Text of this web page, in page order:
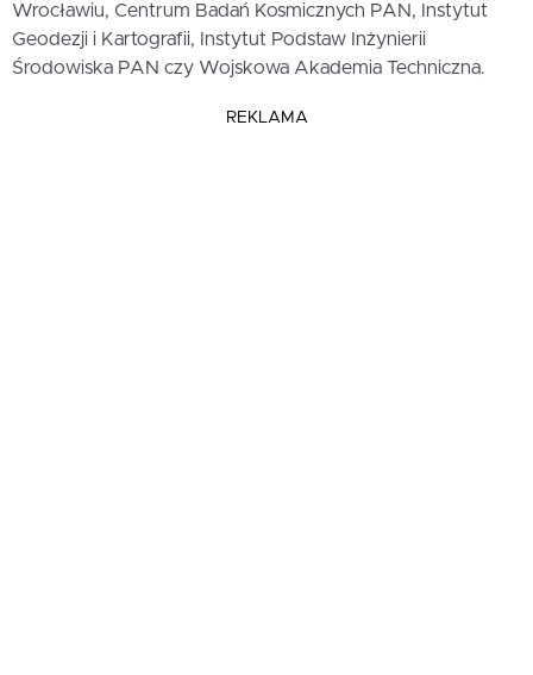
Wrocławiu, Centrum Badań Kosmicznych PAN, Instytut
Geodezji i Kartografii, Instytut Podstaw Inżynierii
Środowiska PAN czy Wojskowa Akademia Techniczna.
REKLAMA